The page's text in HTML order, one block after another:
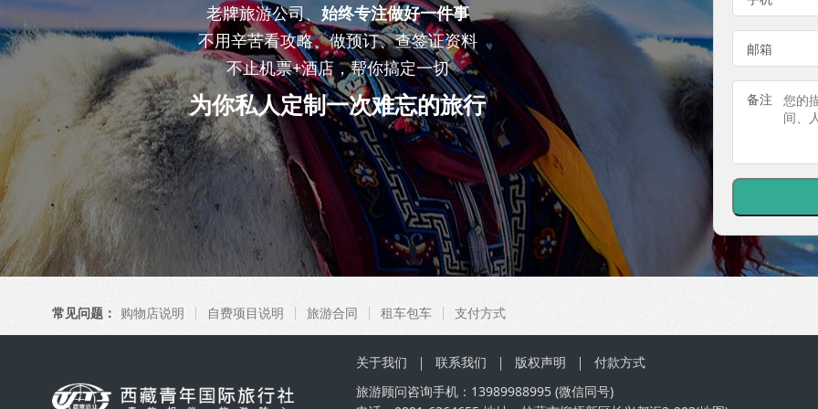
老牌旅游公司、始终专注做好一件事
不用辛苦看攻略、做预订、查签证资料
不止机票+酒店，帮你搞定一切
为你私人定制一次难忘的旅行
邮箱
备注
常见问题： 购物店说明 自费项目说明 旅游合同 租车包车 支付方式
关于我们 联系我们 版权声明
付款方式
旅游顾问咨询手机： 13989988995(微信同号)